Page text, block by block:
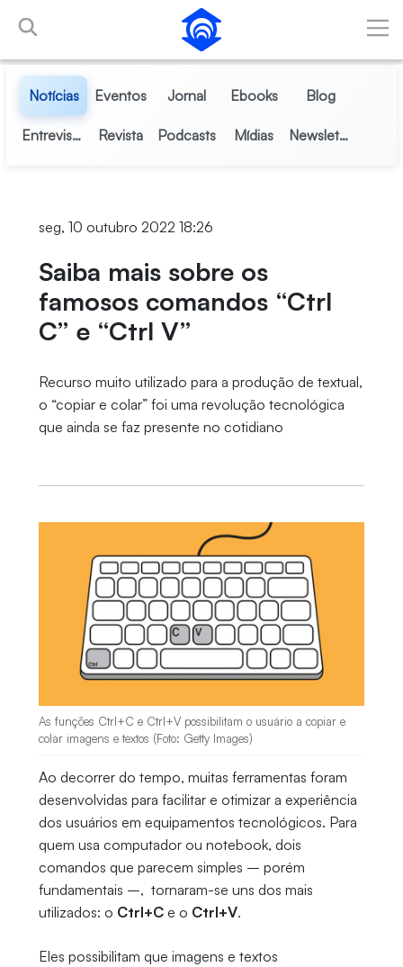
Pular para o Conteúdo principal
Notícias Eventos Jornal Ebooks Blog
Entrevistas Revista Podcasts Mídias Newsletter
seg, 10 outubro 2022 18:26
Saiba mais sobre os
famosos comandos “Ctrl
C” e “Ctrl V”
Recurso muito utilizado para a produção de textual,
o “copiar e colar” foi uma revolução tecnológica
que ainda se faz presente no cotidiano
As funções Ctrl+C e Ctrl+V possibilitam o usuário a copiar e
colar imagens e textos (Foto: Getty Images)
Ao decorrer do tempo, muitas ferramentas foram
desenvolvidas para facilitar e otimizar a experiência
dos usuários em equipamentos tecnológicos. Para
quem usa computador ou notebook, dois
comandos que parecem simples – porém
fundamentais –, tornaram-se uns dos mais
utilizados: o Ctrl+Ce o Ctrl+V.
Eles possibilitam que imagens e textos